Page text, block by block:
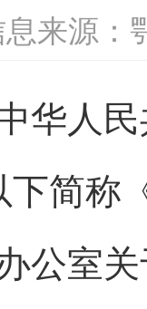
来源：
人民
下简称
公室